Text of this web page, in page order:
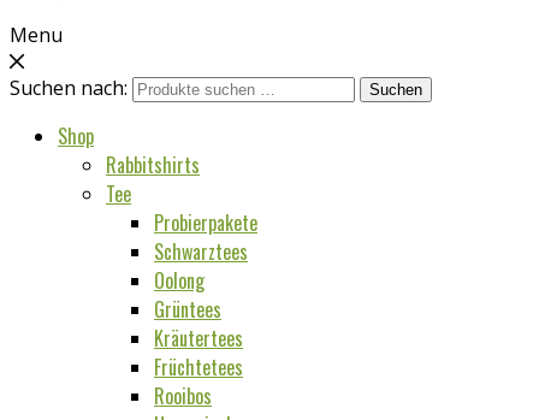
Menu
Suchen nach:
Suchen
Shop
Rabbitshirts
Tee
Probierpakete
Schwarztees
Oolong
Grüntees
Kräutertees
Früchtetees
Rooibos